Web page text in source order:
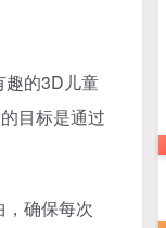
趣的3D儿童
目标是通过
确保每次